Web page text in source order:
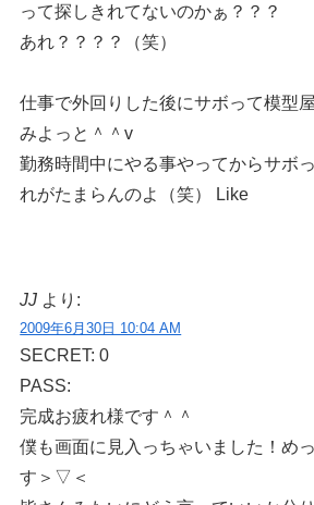
って探しきれてないのかぁ？？？
あれ？？？？（笑）
仕事で外回りした後にサボって模型
みよっと＾＾v
勤務時間中にやる事やってからサボ
れがたまらんのよ（笑） Like
JJ より:
2009年6月30日 10:04 AM
SECRET: 0
PASS:
完成お疲れ様です＾＾
僕も画面に見入っちゃいました！め
す＞▽＜